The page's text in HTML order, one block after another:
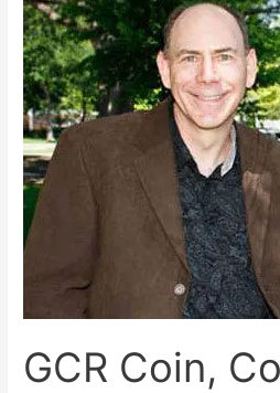
GCR Coin,
Coin,
Comunicado
Oficial